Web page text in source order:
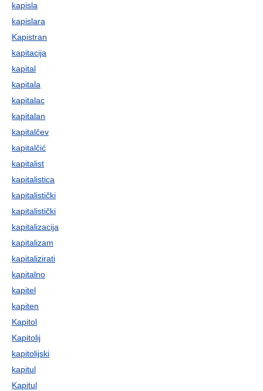
kapisla
kapislara
Kapistran
kapitacija
kapital
kapitala
kapitalac
kapitalan
kapitalčev
kapitalčić
kapitalist
kapitalistica
kapitalistički
kapitalistički
kapitalizacija
kapitalizam
kapitalizirati
kapitalno
kapitel
kapiten
Kapitol
Kapitolij
kapitolijski
kapitul
Kapitul